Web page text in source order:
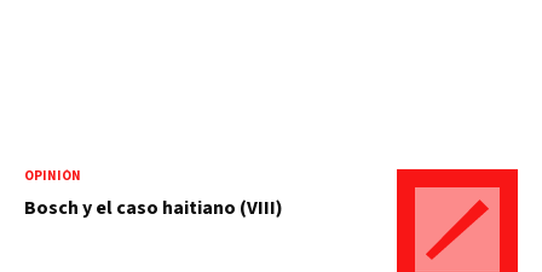
OPINIÓN
Bosch y el caso haitiano (VIII)